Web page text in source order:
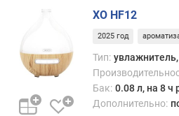
е
ш
е
в
XO HF12
2025 год
Тип:
Бак: 0.08 л, на 8 ч
Дополнительно: